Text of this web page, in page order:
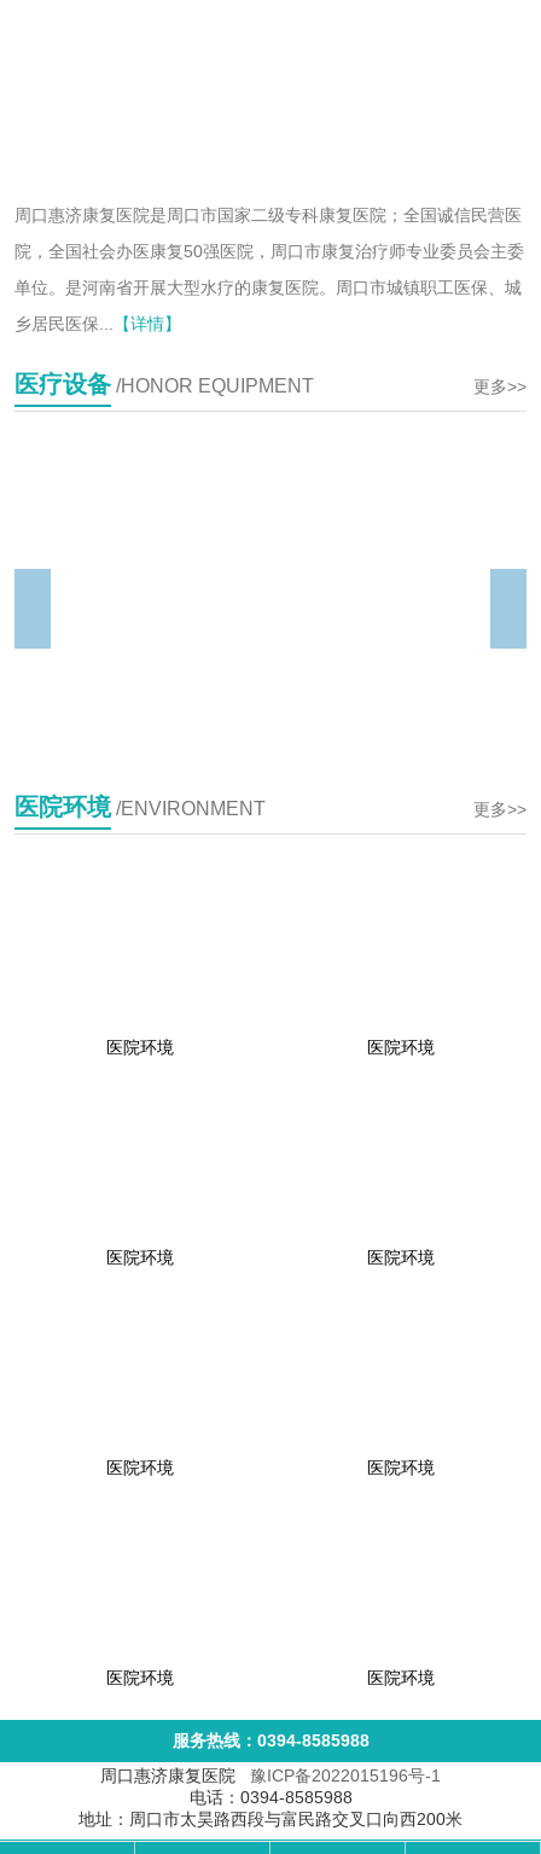
周口惠济康复医院是周口市国家二级专科康复医院；全国诚信民营医
院，全国社会办医康复50强医院，周口市康复治疗师专业委员会主委
单位。是河南省开展大型水疗的康复医院。周口市城镇职工医保、城
乡居民医保...
【详情】
医疗设备 /HONOR EQUIPMENT 更多>>
医院环境/ENVIRONMENT 更多>>
医院环境 医院环境
医院环境 医院环境
医院环境 医院环境
医院环境 医院环境
服务热线：0394-8585988
周口惠济康复医院 豫ICP备2022015196号-1
电话：0394-8585988
地址：周口市太昊路西段与富民路交叉口向西200米